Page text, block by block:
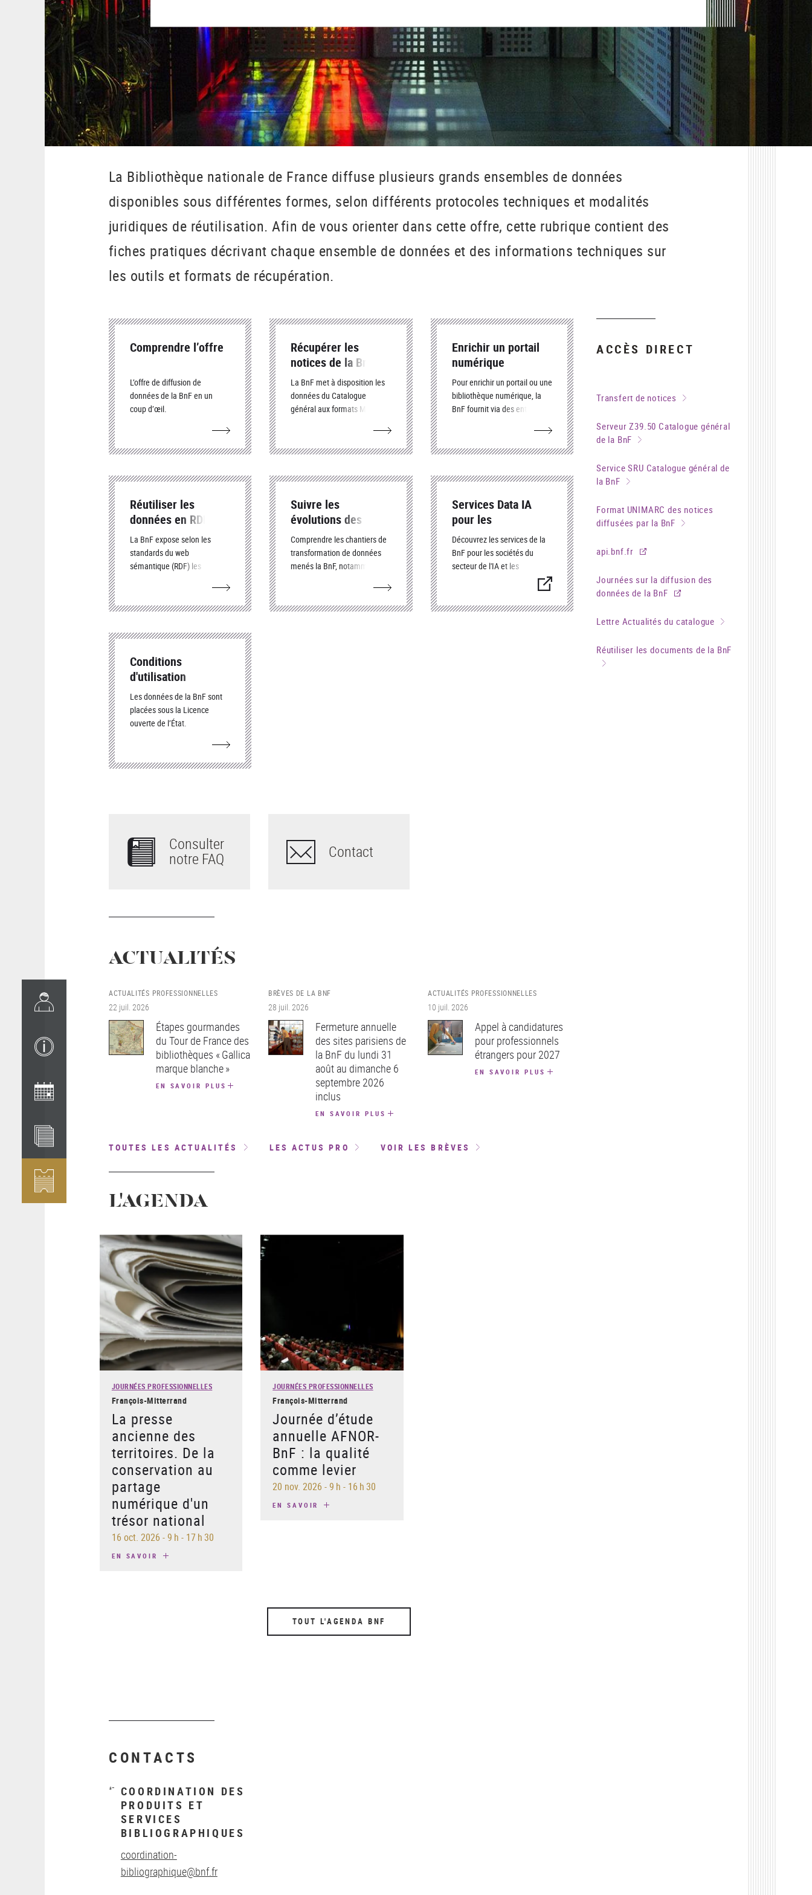
La Bibliothèque nationale de France diffuse plusieurs grands ensembles de données
disponibles sous différentes formes, selon différents protocoles techniques et modalités
juridiques de réutilisation. Afin de vous orienter dans cette offre, cette rubrique contient des
fiches pratiques décrivant chaque ensemble de données et des informations techniques sur
les outils et formats de récupération.
ACCÈS DIRECT
Transfert de notices
Serveur Z39.50 Catalogue général
de la BnF
Service SRU Catalogue général de
la BnF
Format UNIMARC des notices
diffusées par la BnF
api.bnf.fr
Journées sur la diffusion des
données de la BnF
Lettre Actualités du catalogue
Réutiliser les documents de la BnF
Comprendre l’offre
L’offre de diffusion de
données de la BnF en un
coup d’œil.
Récupérer les
notices de la BnF
La BnF met à disposition les
données du Catalogue
général aux formats MARC
données (produits) ou
(paniers, Z39.50, SRU).
Enrichir un portail
numérique
Pour enrichir un portail ou une
bibliothèque numérique, la
BnF fournit via des entrepôts
format Dublin Core.
Réutiliser les
données en RDF
La BnF expose selon les
standards du web
sémantique (RDF) les
jeux de données publiés sur
Suivre les
évolutions des
données
Comprendre les chantiers de
transformation de données
menés la BnF, notamment
Services Data IA
pour les
professionnels
Découvrez les services de la
BnF pour les sociétés du
secteur de l'IA et les
(nouvelle
fenêtre)
Conditions
d'utilisation
Les données de la BnF sont
placées sous la Licence
ouverte de l’État.
Consulter
notre FAQ Contact
ACTUALITÉS
ACTUALITÉS PROFESSIONNELLES
22 juil. 2026
Étapes gourmandes
du Tour de France des
bibliothèques « Gallica
marque blanche »
EN SAVOIR PLUS
BRÈVES DE LA BNF
28 juil. 2026
Fermeture annuelle
des sites parisiens de
la BnF du lundi 31
août au dimanche 6
septembre 2026
inclus
EN SAVOIR PLUS
ACTUALITÉS PROFESSIONNELLES
10 juil. 2026
Appel à candidatures
pour professionnels
étrangers pour 2027
EN SAVOIR PLUS
TOUTES LES ACTUALITÉS LES ACTUS PRO VOIR LES BRÈVES
L'AGENDA
JOURNÉES PROFESSIONNELLES
François-Mitterrand
La presse
ancienne des
territoires. De la
conservation au
partage
numérique d'un
trésor national
16 oct. 2026 -9 h - 17 h 30
EN SAVOIR
JOURNÉES PROFESSIONNELLES
François-Mitterrand
Journée d’étude
annuelle AFNOR-
BnF : la qualité
comme levier
20 nov. 2026 -9 h - 16 h 30
EN SAVOIR
TOUT L'AGENDA BNF
CONTACTS
COORDINATION DES
PRODUITS ET
SERVICES
BIBLIOGRAPHIQUES
coordination-
bibliographique@bnf.fr